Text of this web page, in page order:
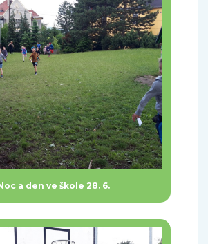
a den ve škole 28. 6.